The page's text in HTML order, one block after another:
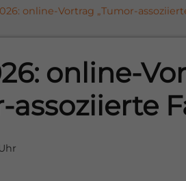
online-Vortrag „Tumor-
online-
assoziierte